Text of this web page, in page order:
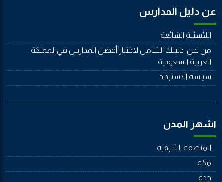
عن دليل المدارس
اللأسئلة الشائعة
من نحن: دليلك الشامل لاختيار أفضل المدارس في المملكة
العربية السعودية
سياسة الاسترداد
اشهر المدن
المنطقة الشرقية
مكة
جدة